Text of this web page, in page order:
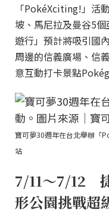
「PokéXciting!」活
坡、馬尼拉及曼谷5
遊行」預計將吸引國
周邊的信義廣場、信
意互動打卡景點
寶可夢30週年在台北舉辦「
站
7/11～7/12
形公園挑戰超